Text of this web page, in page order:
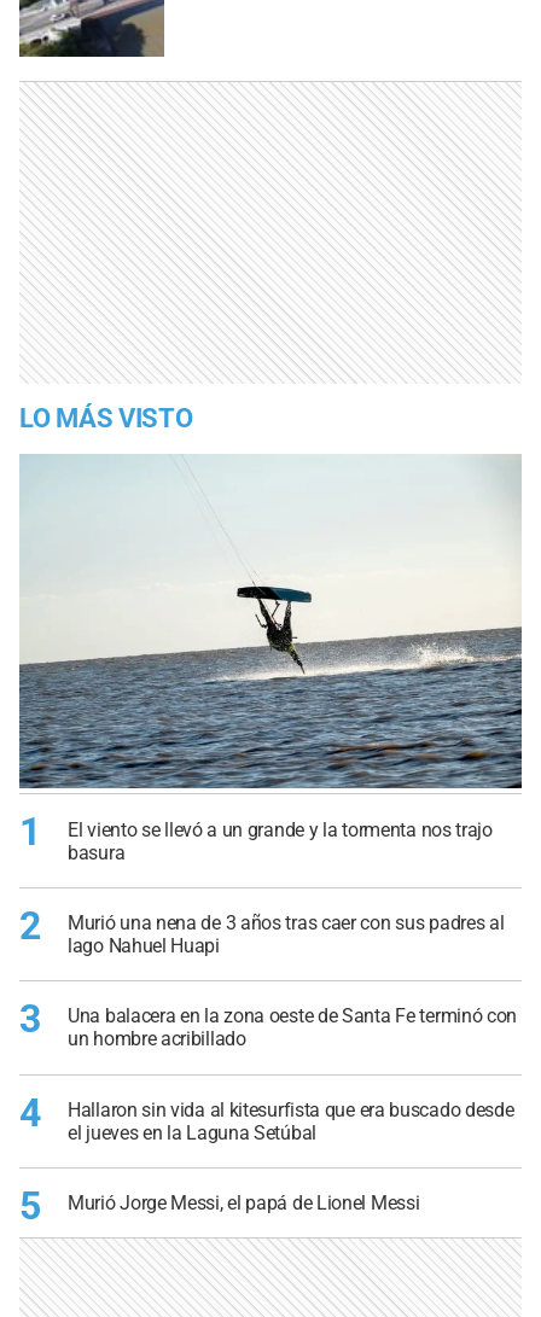
LO MÁS VISTO
1
El viento se llevó a un grande y la tormenta nos trajo
basura
2
Murió una nena de 3 años tras caer con sus padres al
lago Nahuel Huapi
3
Una balacera en la zona oeste de Santa Fe terminó con
un hombre acribillado
4
Hallaron sin vida al kitesurfista que era buscado desde
el jueves en la Laguna Setúbal
5 Murió Jorge Messi, el papá de Lionel Messi